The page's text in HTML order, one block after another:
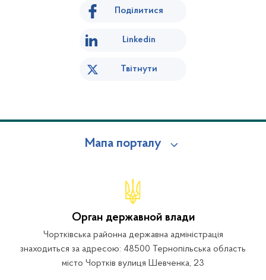
Поділитися
Linkedin
Твітнути
Мапа порталу
Орган державной влади
Чортківська районна державна адміністрація
знаходиться за адресою: 48500 Тернопільська область
місто Чортків вулиця Шевченка, 23